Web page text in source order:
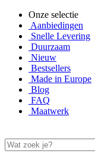
Onze selectie
Aanbiedingen
Snelle Levering
Duurzaam
Nieuw
Bestsellers
Made in Europe
Blog
FAQ
Maatwerk